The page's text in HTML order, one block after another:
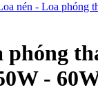
nén - Loa phóng
phóng
-